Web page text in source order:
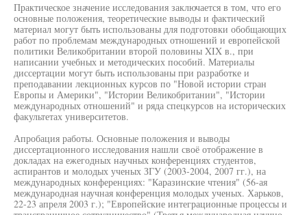
Практическое значение исследования заключается в том, что его
основные положения, теоретические выводы и фактический
материал могут быть использованы для подготовки обобщающих
работ по проблемам международных отношений и европейской
политики Великобритании второй половины XIX в., при
написании учебных и методических пособий. Материалы
диссертации могут быть использованы при разработке и
преподавании лекционных курсов по "Новой истории стран
Европы и Америки", "Истории Великобритании", "Истории
международных отношений" и ряда спецкурсов на исторических
факультетах университетов.
Апробация работы. Основные положения и выводы
диссертационного исследования нашли своё отображение в
докладах на ежегодных научных конференциях студентов,
аспирантов и молодых ученых ЗГУ (2003-2004, 2007 гг.), на
международных конференциях: "Каразинские чтения" (56-ая
международная научная конференция молодых ученых. Харьков,
22-23 апреля 2003 г.); "Европейские интеграционные процессы и